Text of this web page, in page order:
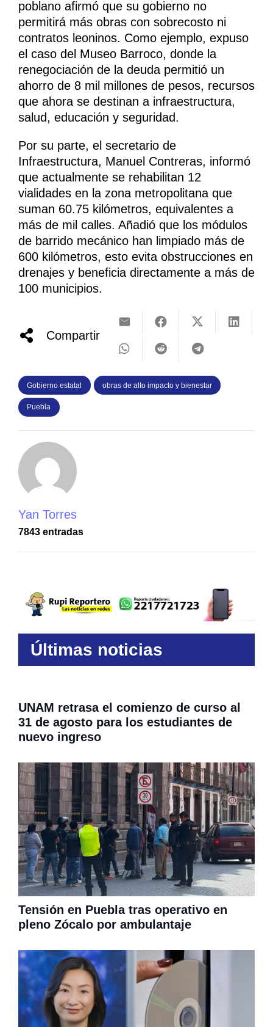
poblano afirmó que su gobierno no
permitirá más obras con sobrecosto ni
contratos leoninos. Como ejemplo, expuso
el caso del Museo Barroco, donde la
renegociación de la deuda permitió un
ahorro de 8 mil millones de pesos, recursos
que ahora se destinan a infraestructura,
salud, educación y seguridad.
Por su parte, el secretario de
Infraestructura, Manuel Contreras, informó
que actualmente se rehabilitan 12
vialidades en la zona metropolitana que
suman 60.75 kilómetros, equivalentes a
más de mil calles. Añadió que los módulos
de barrido mecánico han limpiado más de
600 kilómetros, esto evita obstrucciones en
drenajes y beneficia directamente a más de
100 municipios.
Compartir
Gobierno estatal obras de alto impacto y bienestar
Puebla
Yan Torres
7843 entradas
Últimas noticias
UNAM retrasa el comienzo de curso al
31 de agosto para los estudiantes de
nuevo ingreso
Tensión en Puebla tras operativo en
pleno Zócalo por ambulantaje